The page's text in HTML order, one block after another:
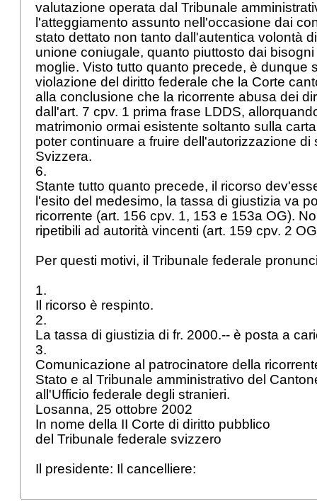
valutazione operata dal Tribunale
l'atteggiamento assunto nell'occasione dai
stato dettato non tanto dall'autentica volontà
unione coniugale, quanto piuttosto dai
moglie. Visto tutto quanto precede, è dunque
violazione del diritto federale che la Corte
alla conclusione che la ricorrente abusa dei
dall'art. 7 cpv. 1 prima frase LDDS,
matrimonio ormai esistente soltanto sulla
poter continuare a fruire dell'autorizzazione di
Svizzera.
6.
Stante tutto quanto precede, il ricorso
l'esito del medesimo, la tassa di giustizia va
ricorrente (art. 156 cpv. 1, 153 e 153a OG).
ripetibili ad autorità vincenti (art. 159 cpv. 2 OG
Per questi motivi, il Tribunale federale
1.
Il ricorso è respinto.
2.
La tassa di giustizia di fr. 2000.-- è posta a
3.
Comunicazione al patrocinatore della
Stato e al Tribunale amministrativo del
all'Ufficio federale degli stranieri.
Losanna, 25 ottobre 2002
In nome della II Corte di diritto pubblico
del Tribunale federale svizzero
Il presidente: Il cancelliere: